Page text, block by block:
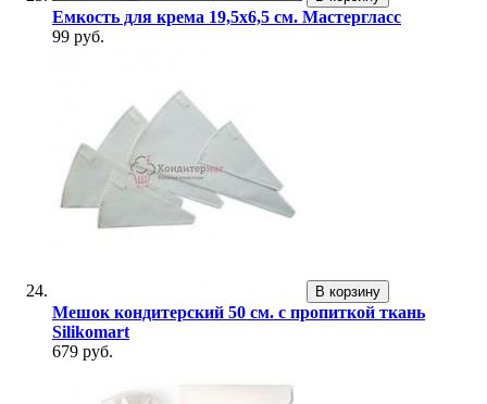
Емкость для крема 19,5х6,5 см. Мастергласс
99 руб.
В корзину
Мешок кондитерский 50 см. с пропиткой ткань
Silikomart
679 руб.